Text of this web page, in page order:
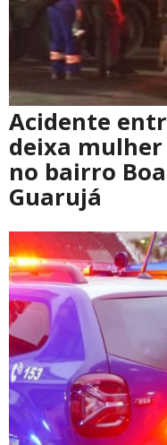
Acidente
deixa
no bairro
Guarujá